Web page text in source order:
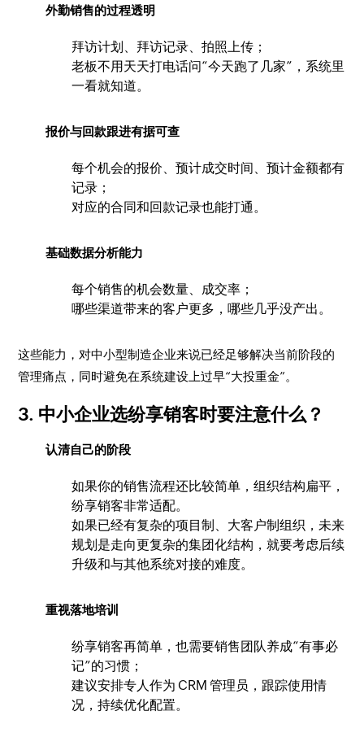
外勤销售的过程透明
拜访计划、拜访记录、拍照上传；
老板不用天天打电话问“今天跑了几家”，系统里
一看就知道。
报价与回款跟进有据可查
每个机会的报价、预计成交时间、预计金额都有
记录；
对应的合同和回款记录也能打通。
基础数据分析能力
每个销售的机会数量、成交率；
哪些渠道带来的客户更多，哪些几乎没产出。
这些能力，对中小型制造企业来说已经足够解决当前阶段的
管理痛点，同时避免在系统建设上过早“大投重金”。
3. 中小企业选纷享销客时要注意什么？
认清自己的阶段
如果你的销售流程还比较简单，组织结构扁平，
纷享销客非常适配。
如果已经有复杂的项目制、大客户制组织，未来
规划是走向更复杂的集团化结构，就要考虑后续
升级和与其他系统对接的难度。
重视落地培训
纷享销客再简单，也需要销售团队养成“有事必
记”的习惯；
建议安排专人作为 CRM 管理员，跟踪使用情
况，持续优化配置。